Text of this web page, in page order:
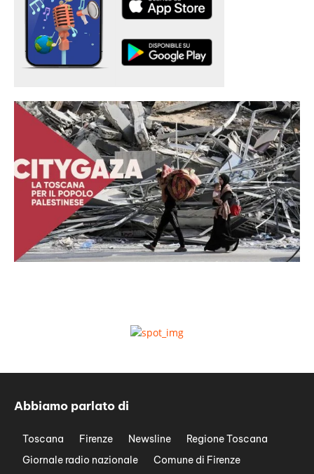
Abbiamo parlato di
Toscana Firenze Newsline
Regione Toscana
Giornale radio nazionale
Comune di Firenze